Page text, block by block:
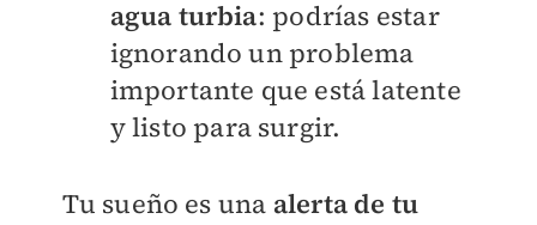
agua turbia: podrías estar
ignorando un problema
importante que está latente
y listo para surgir.
Tu sueño es una alerta de tu